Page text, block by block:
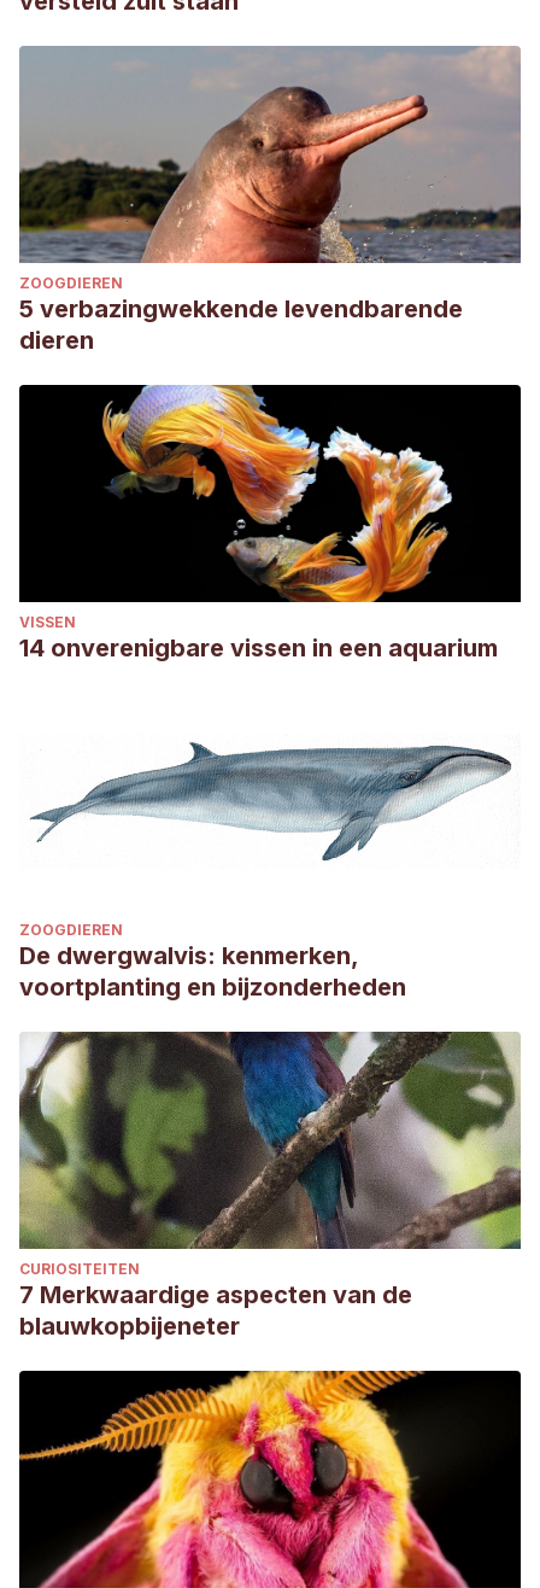
Lami, F., Masetti, A., Neri, U., Lener, M., Staiano, G., Arpaia,
S., & Burgio, G. (2016). Diversity of Coccinellidae in
ecological compensation areas of Italy and overlap with
maize pollen shedding period. Bulletin of Insectology,
69(1), 49-57.
ZOOGDIEREN
5 verbazingwekkende levendbarende
dieren
VISSEN
14 onverenigbare vissen in een aquarium
ZOOGDIEREN
De dwergwalvis: kenmerken,
voortplanting en bijzonderheden
CURIOSITEITEN
7 Merkwaardige aspecten van de
blauwkopbijeneter